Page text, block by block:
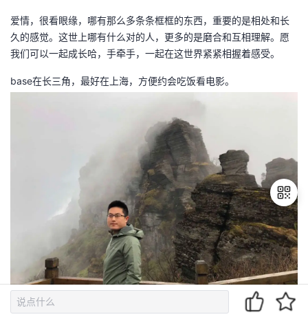
爱情，很看眼缘，哪有那么多条条框框的东西，重要的是相处和长
久的感觉。这世上哪有什么对的人，更多的是磨合和互相理解。愿
我们可以一起成长哈，手牵手，一起在这世界紧紧相握着感受。
base在长三角，最好在上海，方便约会吃饭看电影。